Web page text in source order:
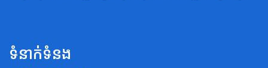
ទំនាក់ទំនង